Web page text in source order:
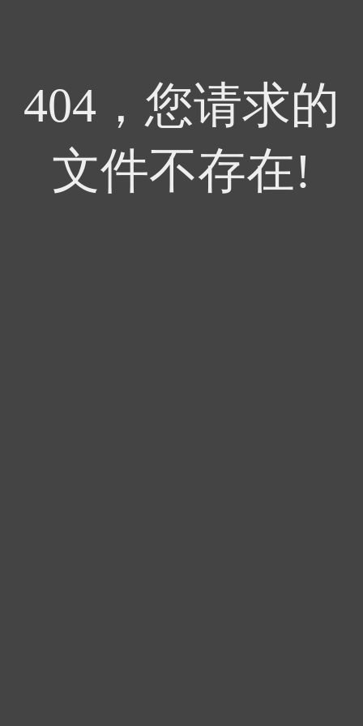
404，您请求的
文件不存在!